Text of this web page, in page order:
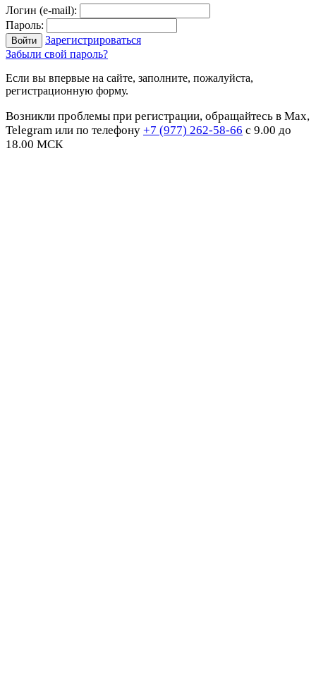
Логин (e-mail):
Пароль:
Зарегистрироваться
Забыли свой пароль?
Если вы впервые на сайте, заполните, пожалуйста,
регистрационную форму.
Возникли проблемы при регистрации, обращайтесь в Max,
Telegram или по телефону +7 (977) 262-58-66 с 9.00 до
18.00 МСК